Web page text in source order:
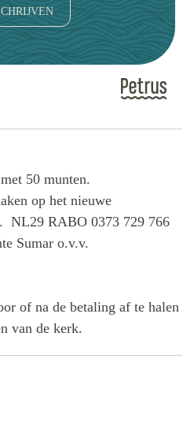
50 munten.
op het nieuwe
NL29 RABO 0373 729 766
Sumar o.v.v.
of na de betaling af te halen
van de kerk.